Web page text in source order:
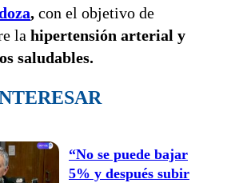
, con el objetivo de
la hipertensión arterial y
saludables.
“No se puede bajar
5% y después subir